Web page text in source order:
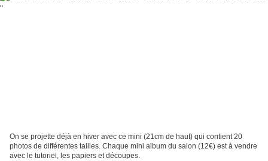
On se projette déjà en hiver avec ce mini (21cm de haut) qui contient 20
photos de différentes tailles. Chaque mini album du salon (12€) est à vendre
avec le tutoriel, les papiers et découpes.